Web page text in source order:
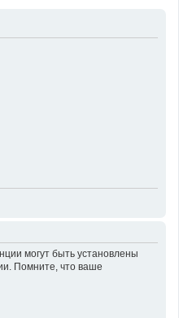
могут быть установлены
Помните, что ваше